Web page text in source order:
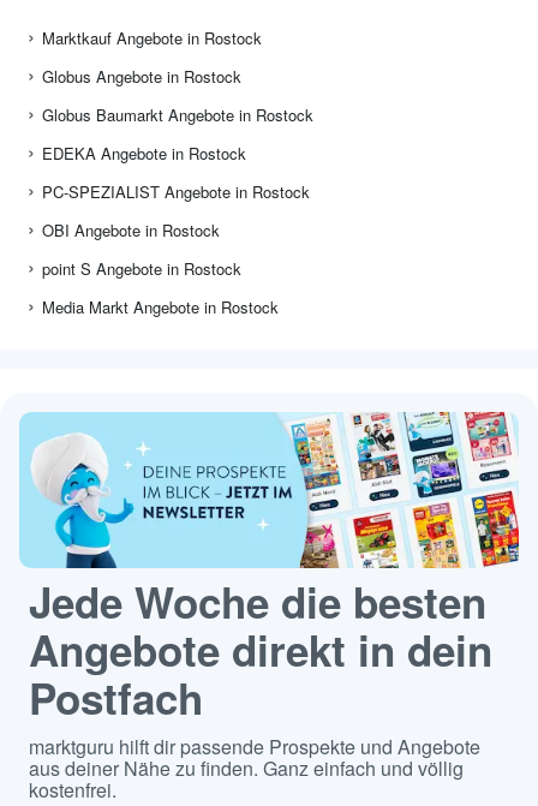
Marktkauf Angebote in Rostock
Globus Angebote in Rostock
Globus Baumarkt Angebote in Rostock
EDEKA Angebote in Rostock
PC-SPEZIALIST Angebote in Rostock
OBI Angebote in Rostock
point S Angebote in Rostock
Media Markt Angebote in Rostock
Jede Woche die besten
Angebote direkt in dein
Postfach
marktguru hilft dir passende Prospekte und Angebote
aus deiner Nähe zu finden. Ganz einfach und völlig
kostenfrei.